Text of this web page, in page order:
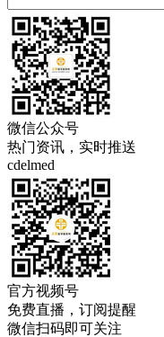
微信公众号
热门资讯，实时推送
cdelmed
官方视频号
免费直播，订阅提醒
微信扫码即可关注